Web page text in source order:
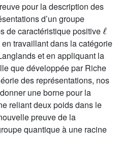
pour la description des
d’un groupe
de caractéristique positive
travaillant dans la catégorie
et en appliquant la
que développée par Riche
des représentations, nos
une borne pour la
reliant deux poids dans le
preuve de la
quantique à une racine